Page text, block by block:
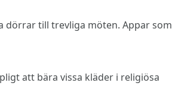
dörrar till trevliga möten. Appar som
att bära vissa kläder i religiösa